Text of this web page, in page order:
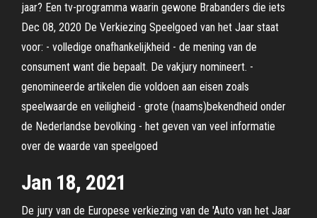
jaar? Een tv-programma waarin gewone Brabanders die iets
Dec 08, 2020 De Verkiezing Speelgoed van het Jaar staat
voor: - volledige onafhankelijkheid - de mening van de
consument want die bepaalt. De vakjury nomineert. -
genomineerde artikelen die voldoen aan eisen zoals
speelwaarde en veiligheid - grote (naams)bekendheid onder
de Nederlandse bevolking - het geven van veel informatie
over de waarde van speelgoed
Jan 18, 2021
De jury van de Europese verkiezing van de 'Auto van het Jaar